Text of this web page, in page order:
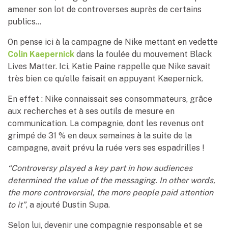
amener son lot de controverses auprès de certains
publics…
On pense ici à la campagne de Nike mettant en vedette
Colin Kaepernick dans la foulée du mouvement Black
Lives Matter. Ici, Katie Paine rappelle que Nike savait
très bien ce qu’elle faisait en appuyant Kaepernick.
En effet : Nike connaissait ses consommateurs, grâce
aux recherches et à ses outils de mesure en
communication. La compagnie, dont les revenus ont
grimpé de 31 % en deux semaines à la suite de la
campagne, avait prévu la ruée vers ses espadrilles !
“Controversy played a key part in how audiences
determined the value of the messaging. In other words,
the more controversial, the more people paid attention
to it”, a ajouté Dustin Supa.
Selon lui, devenir une compagnie responsable et se